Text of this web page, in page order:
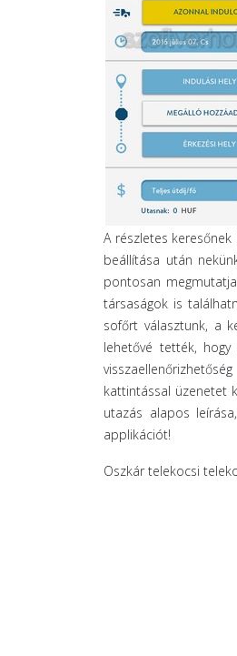
A részletes
beállítása után
pontosan
társaságok is
sofőrt választunk, a
lehetővé tették,
kattintással üzenetet
utazás alapos
applikációt!
Oszkár telekocsi